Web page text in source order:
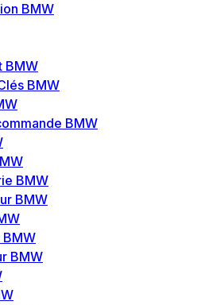
BMW
BMW
BMW
BMW
BMW
BMW
BMW